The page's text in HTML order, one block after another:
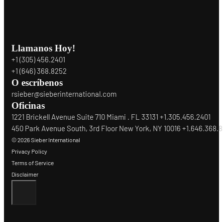
Llamanos Hoy!
+1 (305) 456.2401
+1 (646) 368.8252
O escríbenos
rsieber@sieberinternational.com
Oficinas
1221 Brickell Avenue Suite 710 Miami . FL 33131 +1.305.456.2401
450 Park Avenue South, 3rd Floor New York, NY 10016
© 2026 Sieber International
Privacy Policy
Terms of Service
Disclaimer